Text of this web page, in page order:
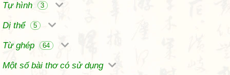
Tự hình
3
Dị thể 5
Từ ghép 64
Một số bài thơ có sử dụng